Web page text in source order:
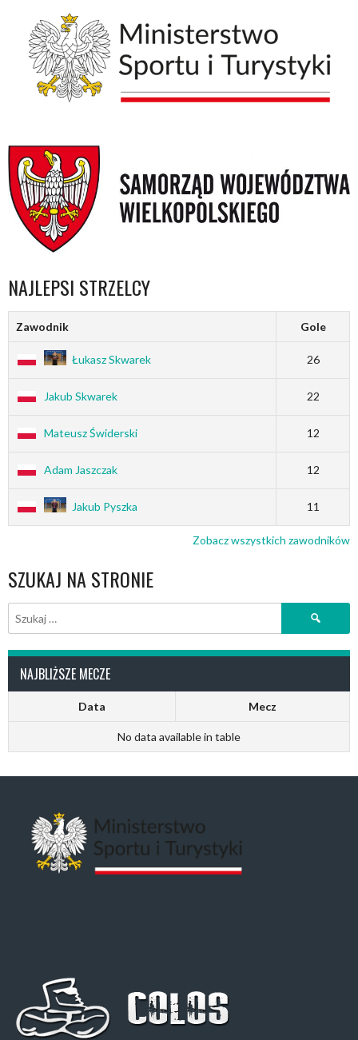
NAJLEPSI STRZELCY
Zawodnik Gole
Łukasz Skwarek 26
Jakub Skwarek 22
Mateusz Świderski 12
Adam Jaszczak 12
Jakub Pyszka 11
Zobacz wszystkich zawodników
SZUKAJ NA STRONIE
Szukaj:
NAJBLIŻSZE MECZE
Data Mecz
No data available in table